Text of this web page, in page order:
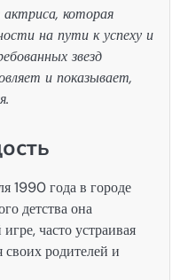
которая
на пути к успеху и
звезд
и показывает,
1990 года в городе
детства она
часто устраивая
своих родителей и